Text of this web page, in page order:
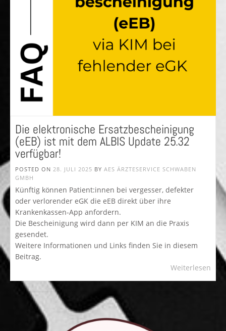
Die elektronische Ersatzbescheinigung
(eEB) ist mit dem ALBIS Update 25.32
verfügbar!
POSTED ON 28. JULI 2025 BY AES ÄRZTESERVICE SCHWABEN
GMBH
Künftig können Patient:innen bei vergesser, defekter
oder verlorender eGK die eEB direkt über ihre
Krankenkassen-App anfordern.
Die Bescheinigung wird dann per KIM an die Praxis
gesendet.
Weitere Informationen und Links finden Sie in diesem
Beitrag.
Weiterlesen